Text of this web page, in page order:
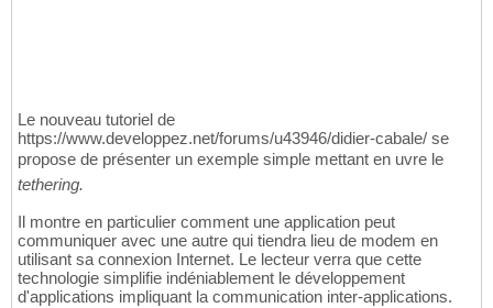
Le nouveau tutoriel de
https://www.developpez.net/forums/u43946/didier-cabale/ se
propose de présenter un exemple simple mettant en uvre le
tethering.
Il montre en particulier comment une application peut
communiquer avec une autre qui tiendra lieu de modem en
utilisant sa connexion Internet. Le lecteur verra que cette
technologie simplifie indéniablement le développement
d'applications impliquant la communication inter-applications.